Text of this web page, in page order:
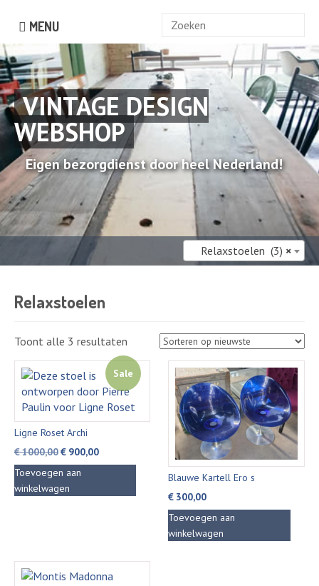
MENU
Zoek
VINTAGE DESIGN
WEBSHOP
Eigen bezorgdienst door heel Nederland!
×
Relaxstoelen (3)
Relaxstoelen
Toont alle 3 resultaten Gesorteerd
op
nieuwste
Sale
Ligne Roset Archi
€1000,00Oorspronkelijke
prijs
€ 1000,00.
€ 900,00Huidige
prijs
€ 900,00.
Toevoegen aan
winkelwagen
Blauwe Kartell Ero s
€ 300,00
Toevoegen aan
winkelwagen